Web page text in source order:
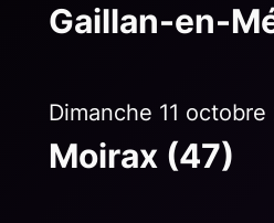
Gaillan-en-
Dimanche 11 octobre
Moirax (47)